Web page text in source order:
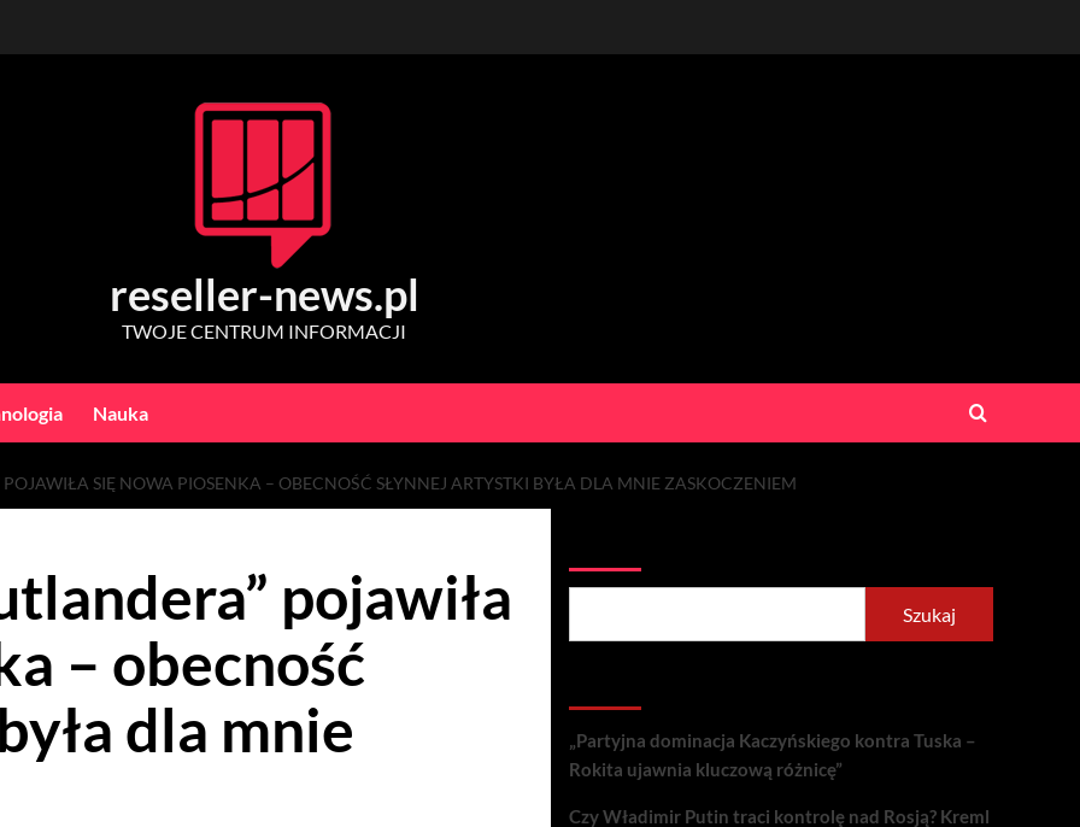
reseller-news.pl
TWOJE CENTRUM INFORMACJI
Nauka
POJAWIŁA SIĘ NOWA PIOSENKA – OBECNOŚĆ SŁYNNEJ ARTYSTKI BYŁA DLA MNIE ZASKOCZENIEM
pojawiła
– obecność
dla mnie
Szukaj
„Partyjna dominacja Kaczyńskiego kontra Tuska –
Rokita ujawnia kluczową różnicę”
Czy Władimir Putin traci kontrolę nad Rosją? Kreml